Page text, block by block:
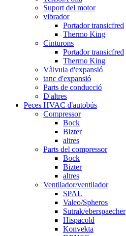
Suport del motor
vibrador
Portador transicfred
Thermo King
Cinturons
Portador transicfred
Thermo King
Vàlvula d'expansió
tanc d'expansió
Parts de conducció
D'altres
Peces HVAC d'autobús
Compressor
Bock
Bizter
altres
Parts del compressor
Bock
Bizter
altres
Ventilador/ventilador
SPAL
Valeo/Spheros
Sutrak/eberspaecher
Hispacold
Konvekta